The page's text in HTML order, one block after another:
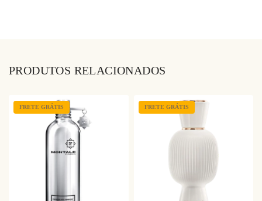
PRODUTOS RELACIONADOS
FRETE GRÁTIS FRETE GRÁTIS